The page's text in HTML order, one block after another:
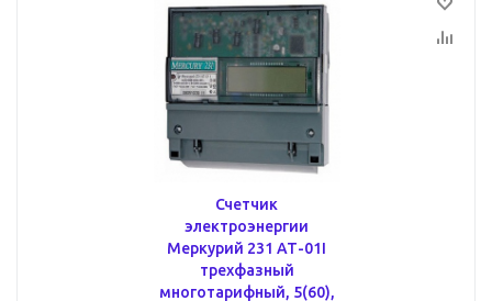
Счетчик
электроэнергии
Меркурий 231 АТ-01I
трехфазный
многотарифный, 5(60),